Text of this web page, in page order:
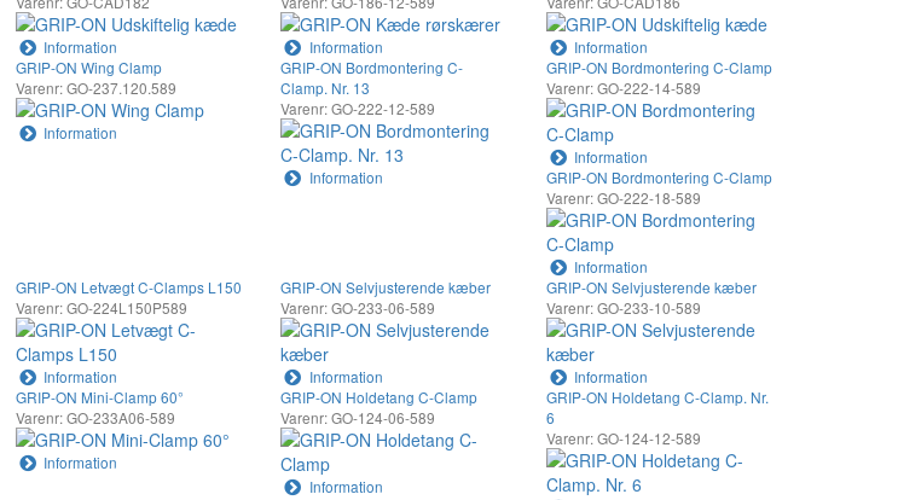
Information Information
Information
GRIP-ON Wing Clamp
Varenr: GO-237.120.589
Information
GRIP-ON Bordmontering C-
Clamp. Nr. 13
Varenr: GO-222-12-589
Information
GRIP-ON Bordmontering C-Clamp
Varenr: GO-222-14-589
Information
GRIP-ON Bordmontering C-Clamp
Varenr: GO-222-18-589
Information
GRIP-ON Letvægt C-Clamps L150
Varenr: GO-224L150P589
Information
GRIP-ON Selvjusterende kæber
Varenr: GO-233-06-589
Information
GRIP-ON Selvjusterende kæber
Varenr: GO-233-10-589
Information
GRIP-ON Mini-Clamp 60°
Varenr: GO-233A06-589
Information
GRIP-ON Holdetang C-Clamp
Varenr: GO-124-06-589
Information
GRIP-ON Holdetang C-Clamp. Nr.
6
Varenr: GO-124-12-589